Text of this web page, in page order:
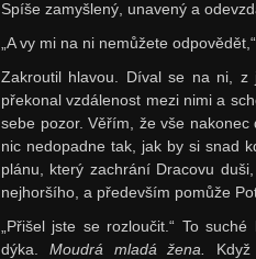
Spíše zamyšlený, unavený a
„A vy mi na ni nemůžete
Zakroutil hlavou. Díval se na ni, z
překonal vzdálenost mezi nimi a
sebe pozor. Věřím, že vše
nic nedopadne tak, jak by si snad
plánu, který zachrání Dracovu
nejhoršího, a především pomůže
„Přišel jste se rozloučit.“ To
dýka. Moudrá mladá žena.